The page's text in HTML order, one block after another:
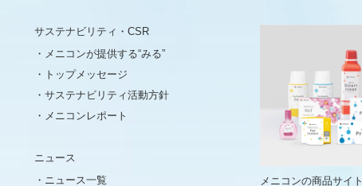
サステナビリティ・CSR
メニコンが提供する“みる”
トップメッセージ
サステナビリティ活動方針
メニコンレポート
ニュース
ニュース一覧
メニコンの商品サイト